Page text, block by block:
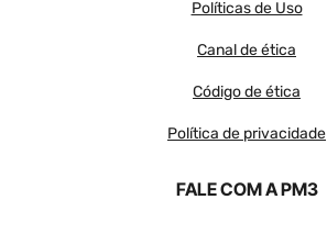
Políticas de Uso
Canal de ética
Código de ética
Política de privacidade
FALE COM A PM3